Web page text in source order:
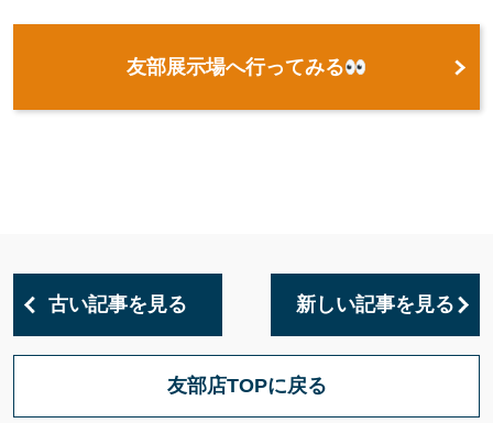
友部展示場へ行ってみる
古い記事を見る 新しい記事を見る
友部店TOPに戻る